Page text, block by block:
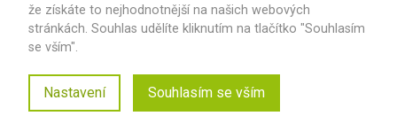
že získáte to nejhodnotnější na našich webových
stránkách. Souhlas udělíte kliknutím na tlačítko "Souhlasím
se vším".
Nastavení Souhlasím se vším
2026 ©ČOPN, všechna práva vyhrazena
vytvořilo HS Computers
Ochrana osobních údajů